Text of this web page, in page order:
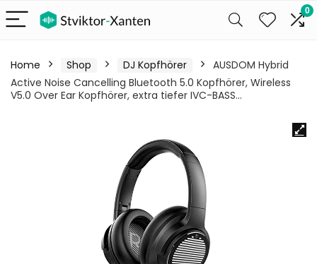
0
Home Shop DJ Kopfhörer
AUSDOM Hybrid
Active Noise Cancelling Bluetooth 5.0 Kopfhörer, Wireless
V5.0 Over Ear Kopfhörer, extra tiefer IVC-BASS…